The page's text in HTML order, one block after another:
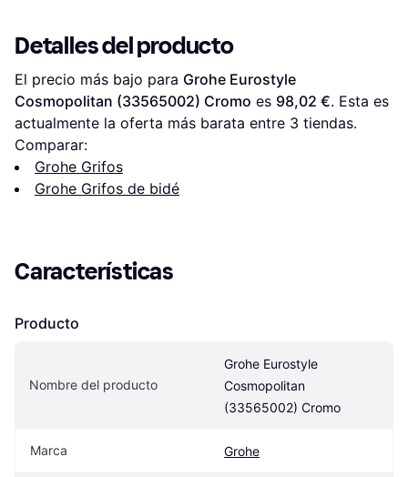
Detalles del producto
El precio más bajo para Grohe Eurostyle
Cosmopolitan (33565002) Cromo es 98,02 €. Esta es
actualmente la oferta más barata entre 3 tiendas.
Comparar:
Grohe Grifos
Grohe Grifos de bidé
Características
Producto
Nombre del producto
Grohe Eurostyle
Cosmopolitan
(33565002) Cromo
Marca Grohe